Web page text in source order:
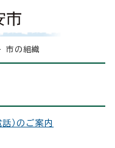
市の組織
）のご案内